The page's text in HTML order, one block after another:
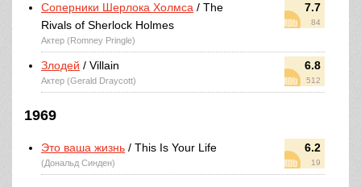
7.7
84
Соперники Шерлока Холмса / The
Rivals of Sherlock Holmes
Актер (Romney Pringle)
6.8
512
Злодей / Villain
Актер (Gerald Draycott)
1969
6.2
19
Это ваша жизнь / This Is Your Life
(Дональд Синден)